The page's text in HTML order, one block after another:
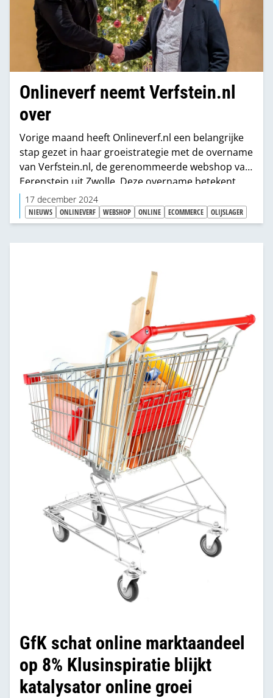
Onlineverf neemt Verfstein.nl
over
Vorige maand heeft Onlineverf.nl een belangrijke
stap gezet in haar groeistrategie met de overname
van Verfstein.nl, de gerenommeerde webshop van
Eerenstein uit Zwolle. Deze overname betekent
niet alleen een uitbreiding voor Onlineverf.nl,
maar ook een nieuwe koers voor de fysieke winkel
van Eerenstein, die vanaf dezelfde datum als
servicepunt is aangesloten bij de franchiseformule
17 december 2024
NIEUWS ONLINEVERF WEBSHOP ONLINE ECOMMERCE OLIJSLAGER
GfK schat online marktaandeel
op 8% Klusinspiratie blijkt
katalysator online groei